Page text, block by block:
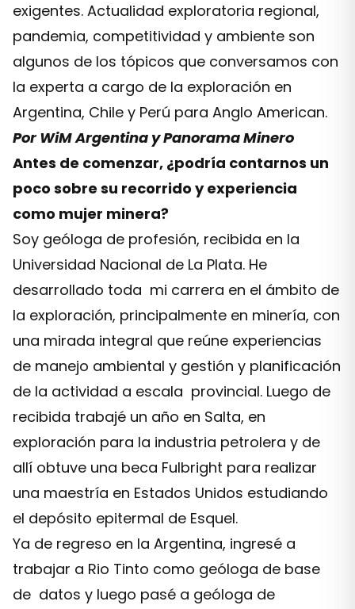
exigentes. Actualidad exploratoria regional,
pandemia, competitividad y ambiente son
algunos de los tópicos que conversamos con
la experta a cargo de la exploración en
Argentina, Chile y Perú para Anglo American.
Por WiM Argentina y Panorama Minero
Antes de comenzar, ¿podría contarnos un
poco sobre su recorrido y experiencia
como mujer minera?
Soy geóloga de profesión, recibida en la
Universidad Nacional de La Plata. He
desarrollado toda mi carrera en el ámbito de
la exploración, principalmente en minería, con
una mirada integral que reúne experiencias
de manejo ambiental y gestión y planificación
de la actividad a escala provincial. Luego de
recibida trabajé un año en Salta, en
exploración para la industria petrolera y de
allí obtuve una beca Fulbright para realizar
una maestría en Estados Unidos estudiando
el depósito epitermal de Esquel.
Ya de regreso en la Argentina, ingresé a
trabajar a Rio Tinto como geóloga de base
de datos y luego pasé a geóloga de